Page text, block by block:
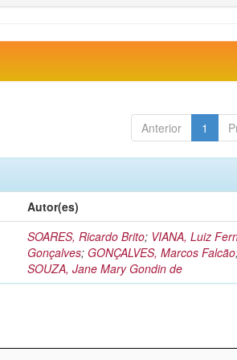
Anterior 1
Autor(es)
SOARES, Ricardo Brito; VIANA, Luiz
Gonçalves;GONÇALVES, Marcos Falcão
SOUZA, Jane Mary Gondin de